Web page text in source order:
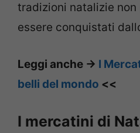
tradizioni natalizie non
essere conquistati
Leggi anche -> I
belli del mondo <<
I mercatini di